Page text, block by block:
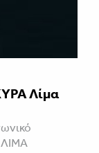
Λίμα